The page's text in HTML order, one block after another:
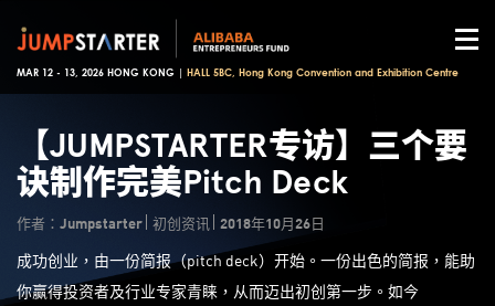
MAR 12 - 13, 2026 HONG KONG | HALL 5BC, Hong Kong Convention and Exhibition Centre
【JUMPSTARTER专访】三个要
诀制作完美Pitch Deck
作者：Jumpstarter 初创资讯 2018年10月26日
成功创业，由一份简报（pitch deck）开始。一份出色的简报，能助
你赢得投资者及行业专家青睐，从而迈出初创第一步。如今